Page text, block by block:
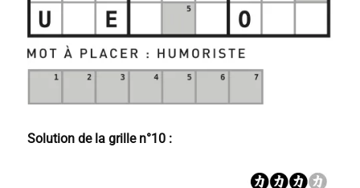
Solution de la grille n°10 :